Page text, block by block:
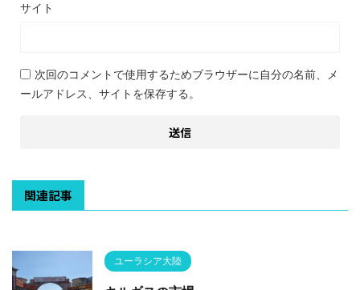
サイト
次回のコメントで使用するためブラウザーに自分の名前、メ
ールアドレス、サイトを保存する。
関連記事
ユーラシア大陸